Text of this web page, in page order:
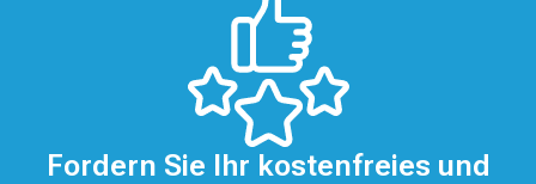
Fordern Sie Ihr kostenfreies und